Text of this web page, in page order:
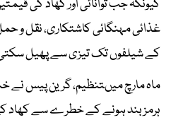
کیونکہ جب توانائی اور کھاد کی
غذائی مہنگائی کاشتکاری، نقل و
کے شیلفوں تک تیزی سے پھیل
ماہ مارچ میںتنظیم، گرین پیس نے
ہرمز بند ہونے کے خطرے سے کھاد